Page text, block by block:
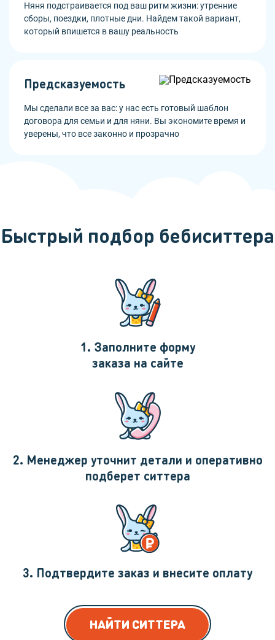
Няня подстраивается под ваш ритм жизни: утренние
сборы, поездки, плотные дни. Найдем такой вариант,
который впишется в вашу реальность
Предсказуемость
Мы сделали все за вас: у нас есть готовый шаблон
договора для семьи и для няни. Вы экономите время и
уверены, что все законно и прозрачно
Быстрый подбор бебиситтера
1. Заполните форму
заказа на сайте
2. Менеджер уточнит детали и оперативно
подберет ситтера
3. Подтвердите заказ и внесите оплату
НАЙТИ СИТТЕРА